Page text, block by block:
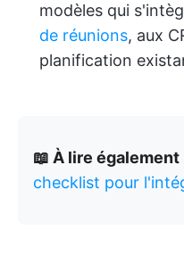
modèles qui
de réunions, aux
planification
📖 À lire également
checklist pour